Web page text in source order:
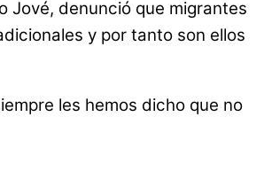
Jové, denunció que migrantes
y por tanto son ellos
les hemos dicho que no